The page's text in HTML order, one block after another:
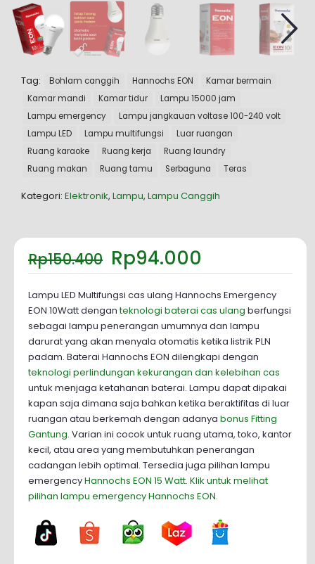
Tag: Bohlam canggih Hannochs EON
Kamar bermain
Kamar mandi
Kamar tidur
Lampu 15000 jam
Lampu emergency
Lampu jangkauan voltase 100-240 volt
Lampu LED
Lampu multifungsi
Luar ruangan
Ruang karaoke
Ruang kerja
Ruang laundry
Ruang makan
Ruang tamu Serbaguna Teras
Kategori: Elektronik, Lampu, Lampu Canggih
Rp150.400 Harga
aslinya
Rp150.400.
Rp94.000saat
adalah:
Rp94.000.
Lampu LED Multifungsi cas ulang Hannochs Emergency
EON 10Watt denganteknologi baterai cas ulang berfungsi
sebagai lampu penerangan umumnya dan lampu
darurat yang akan menyala otomatis ketika listrik PLN
padam. Baterai Hannochs EON dilengkapi dengan
teknologi perlindungan kekurangan dan kelebihan cas
untuk menjaga ketahanan baterai. Lampu dapat dipakai
kapan saja dimana saja bahkan ketika beraktifitas di luar
ruangan atau berkemah dengan adanya bonus Fitting
Gantung. Varian ini cocok untuk ruang utama, toko, kantor
kecil, atau area yang membutuhkan penerangan
cadangan lebih optimal. Tersedia juga pilihan lampu
emergencyHannochs EON 15 Watt. Klik untuk melihat
pilihan lampu emergency Hannochs EON.